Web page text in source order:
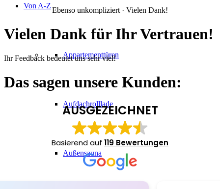
Von A-Z
Appartementtüren
Aufdachrolllade
Außensauna
Ebenso unkompliziert · Vielen Dank!
Vielen Dank für Ihr Vertrauen!
Ihr Feedback bedeutet uns sehr viel!
Das sagen unsere Kunden:
AUSGEZEICHNET
Basierend auf 119 Bewertungen